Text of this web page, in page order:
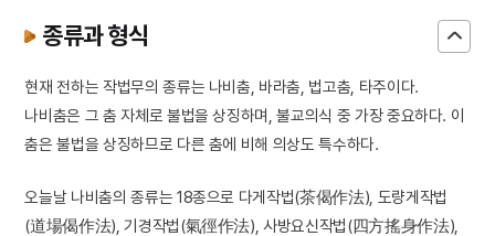
종류과 형식
현재 전하는 작법무의 종류는 나비춤, 바라춤, 법고춤, 타주이다.
나비춤은 그 춤 자체로 불법을 상징하며, 불교의식 중 가장 중요하다. 이
춤은 불법을 상징하므로 다른 춤에 비해 의상도 특수하다.
오늘날 나비춤의 종류는 18종으로 다게작법(茶偈作法), 도량게작법
(道場偈作法), 기경작법(氣徑作法), 사방요신작법(四方搖身作法),